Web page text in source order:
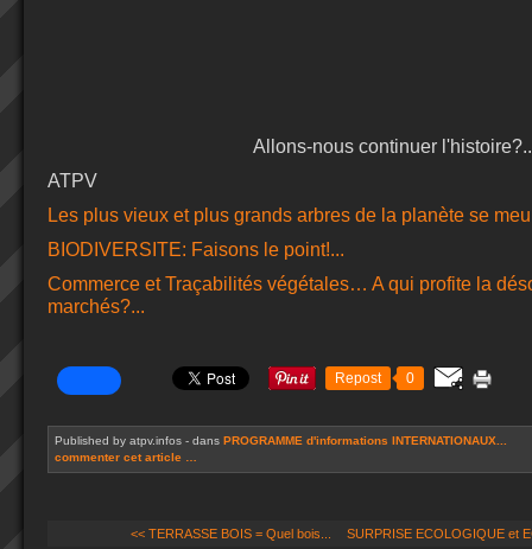
Allons-nous continuer
ATPV
Les plus vieux et plus grands arbres de la planète se
BIODIVERSITE: Faisons le point!...
Commerce et Traçabilités végétales… A qui profite la
marchés?...
Repost 0
Published by atpv.infos - dans PROGRAMME d'informations INTERNATIONAUX...
commenter cet article
<< TERRASSE BOIS = Quel bois... SURPRISE ECOLOGIQUE et